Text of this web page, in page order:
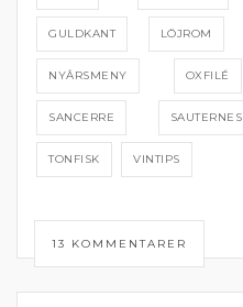
GULDKANT LÖJROM
NYÅRSMENY OXFILÉ
SANCERRE SAUTERNES
TONFISK VINTIPS
13 KOMMENTARER